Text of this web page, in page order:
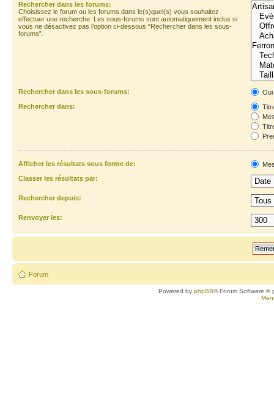
Rechercher dans les forums:
Choisissez le forum ou les forums dans le(s)quel(s) vous souhaitez
effectuer une recherche. Les sous-forums sont automatiquement inclus si
vous ne désactivez pas l’option ci-dessous “Rechercher dans les sous-
forums”.
Rechercher dans les sous-forums:
Oui
Rechercher dans:
Afficher les résultats sous forme de:
Classer les résultats par:
Rechercher depuis:
Renvoyer les:
Forum
Powered byphpBB® Forum Software ©